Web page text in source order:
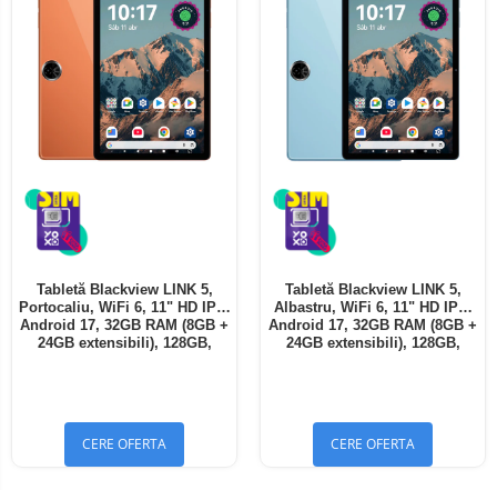
Tabletă Blackview LINK 5,
Portocaliu, WiFi 6, 11" HD IPS,
Android 17, 32GB RAM (8GB +
24GB extensibili), 128GB,
CERE OFERTA
Tabletă Blackview LINK 5,
Albastru, WiFi 6, 11" HD IPS,
Android 17, 32GB RAM (8GB +
24GB extensibili), 128GB,
CERE OFERTA